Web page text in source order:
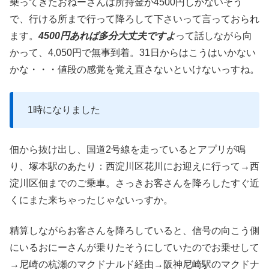
乗ってきたおねーさんは所持金が4500円しかないそう
で、行ける所まで行って降ろして下さいって言っておられ
ます。4500円あれば多分大丈夫ですよって話しながら向
かって、4,050円で無事到着。31日からはこうはいかない
かな・・・値段の感覚を覚え直さないといけないっすね。
1時になりました
佃から抜け出し、国道2号線を走っているとアプリが鳴
り、塚本駅のあたり：西淀川区花川にお迎えに行って→西
淀川区佃までのご乗車。さっきお客さんを降ろしたすぐ近
くにまた来ちゃったじゃないっすか。
精算しながらお客さんを降ろしていると、信号の向こう側
にいるおにーさんが乗りたそうにしていたのでお乗せして
→尼崎の杭瀬のマクドナルド経由→阪神尼崎駅のマクドナ